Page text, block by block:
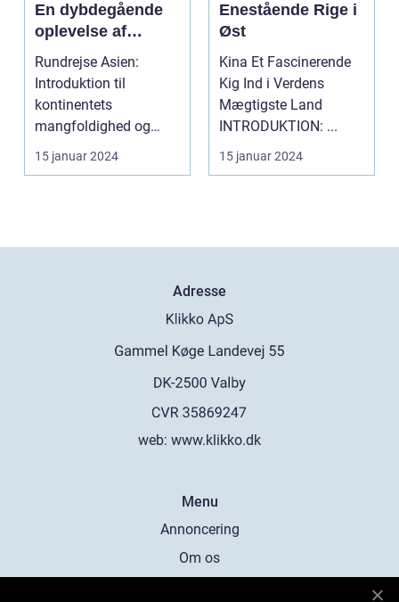
En dybdegående
oplevelse af
kontinentets rige
kultur og
fascinerende
historie
Rundrejse Asien:
Introduktion til
kontinentets
mangfoldighed og
skønhed Asien er en
kontinent med e...
15 januar 2024
Enestående Rige i
Øst
Kina Et Fascinerende
Kig Ind i Verdens
Mægtigste Land
INTRODUKTION: ...
15 januar 2024
Adresse
web: www.klikko.dk
Menu
Annoncering
Om os